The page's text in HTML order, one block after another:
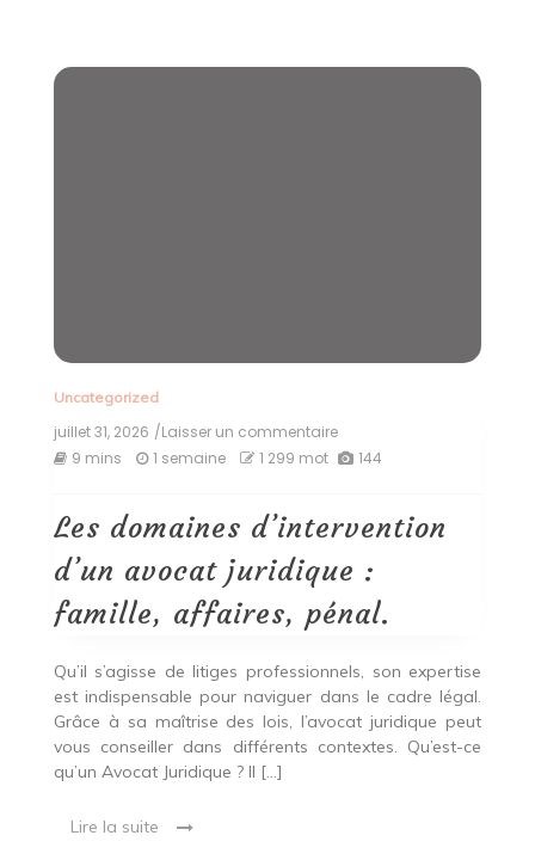
Uncategorized
juillet 31, 2026 /Laisser un commentaireon
Les
d’un
avocat
juridique
:
famille,
affaires,
9 mins 1 semaine 1 299 mot 144
Les domaines d’intervention
d’un avocat juridique :
famille, affaires, pénal.
Qu’il s’agisse de litiges professionnels, son expertise
est indispensable pour naviguer dans le cadre légal.
Grâce à sa maîtrise des lois, l’avocat juridique peut
vous conseiller dans différents contextes. Qu’est-ce
qu’un Avocat Juridique ? Il […]
Lire la suite